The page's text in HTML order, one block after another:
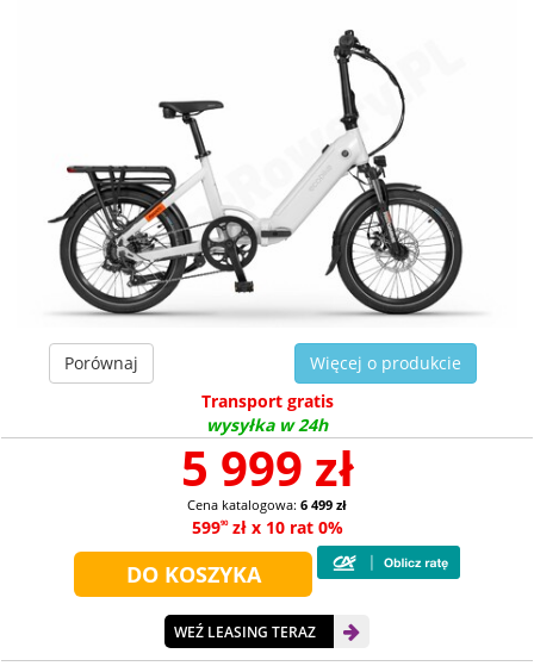
Porównaj
Więcej o produkcie
Transport gratis
wysyłka w 24h
5 999 zł
Cena katalogowa: 6 499 zł
59990zł x 10 rat 0%
WEŹ LEASING TERAZ